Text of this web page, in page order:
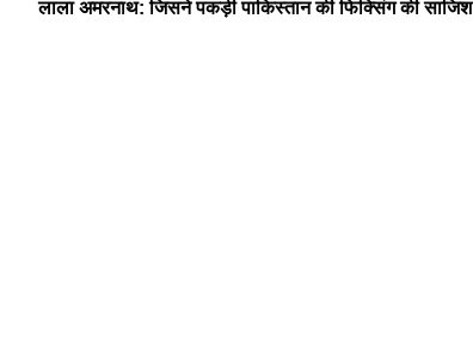
लाला अमरनाथ: जिसने पकड़ी पाकिस्तान की फिक्सिंग की साजिश